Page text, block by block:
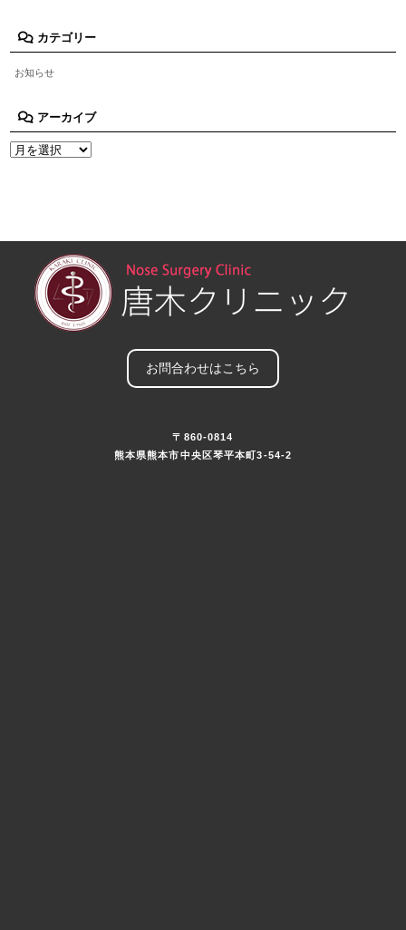
カテゴリー
お知らせ
アーカイブ
お問合わせはこちら
〒860-0814
熊本県熊本市中央区琴平本町3-54-2